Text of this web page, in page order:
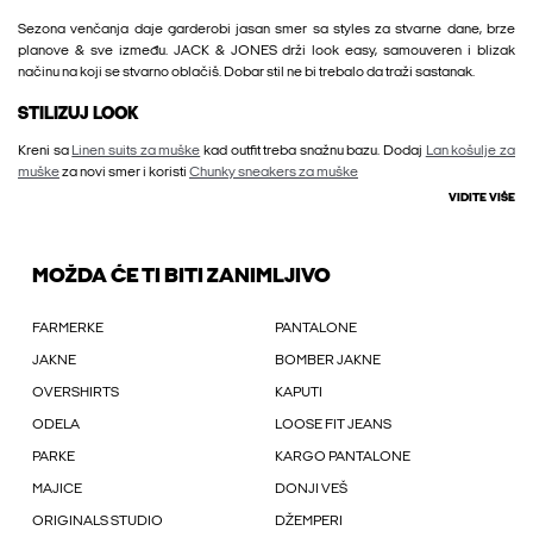
Sezona venčanja daje garderobi jasan smer sa styles za stvarne dane, brze
planove & sve između. JACK & JONES drži look easy, samouveren i blizak
načinu na koji se stvarno oblačiš. Dobar stil ne bi trebalo da traži sastanak.
STILIZUJ LOOK
Kreni sa Linen suits za muške kad outfit treba snažnu bazu. Dodaj Lan košulje za
muškeza novi smer i koristi Chunky sneakers za muške
VIDITE VIŠE
MOŽDA ĆE TI BITI ZANIMLJIVO
FARMERKE PANTALONE
JAKNE BOMBER JAKNE
OVERSHIRTS KAPUTI
ODELA LOOSE FIT JEANS
PARKE KARGO PANTALONE
MAJICE DONJI VEŠ
ORIGINALS STUDIO DŽEMPERI